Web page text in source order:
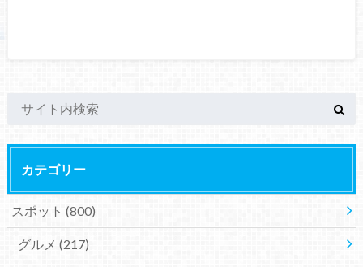
カテゴリー
スポット (800)
グルメ (217)